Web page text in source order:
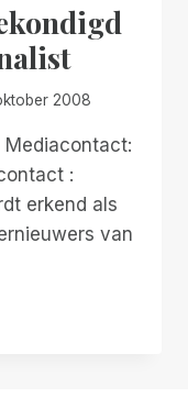
2008
Mediacontact:
:
erkend als
van